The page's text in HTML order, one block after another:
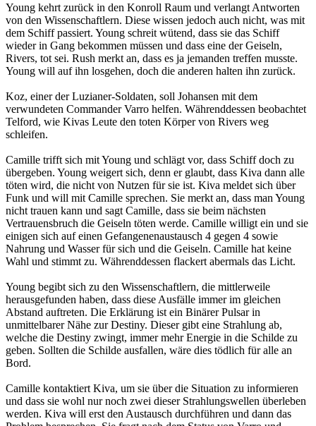
Young kehrt zurück in den Konroll Raum und verlangt Antworten
von den Wissenschaftlern. Diese wissen jedoch auch nicht, was mit
dem Schiff passiert. Young schreit wütend, dass sie das Schiff
wieder in Gang bekommen müssen und dass eine der Geiseln,
Rivers, tot sei. Rush merkt an, dass es ja jemanden treffen musste.
Young will auf ihn losgehen, doch die anderen halten ihn zurück.
Koz, einer der Luzianer-Soldaten, soll Johansen mit dem
verwundeten Commander Varro helfen. Währenddessen beobachtet
Telford, wie Kivas Leute den toten Körper von Rivers weg
schleifen.
Camille trifft sich mit Young und schlägt vor, dass Schiff doch zu
übergeben. Young weigert sich, denn er glaubt, dass Kiva dann alle
töten wird, die nicht von Nutzen für sie ist. Kiva meldet sich über
Funk und will mit Camille sprechen. Sie merkt an, dass man Young
nicht trauen kann und sagt Camille, dass sie beim nächsten
Vertrauensbruch die Geiseln töten werde. Camille willigt ein und sie
einigen sich auf einen Gefangenenaustausch 4 gegen 4 sowie
Nahrung und Wasser für sich und die Geiseln. Camille hat keine
Wahl und stimmt zu. Währenddessen flackert abermals das Licht.
Young begibt sich zu den Wissenschaftlern, die mittlerweile
herausgefunden haben, dass diese Ausfälle immer im gleichen
Abstand auftreten. Die Erklärung ist ein Binärer Pulsar in
unmittelbarer Nähe zur Destiny. Dieser gibt eine Strahlung ab,
welche die Destiny zwingt, immer mehr Energie in die Schilde zu
geben. Sollten die Schilde ausfallen, wäre dies tödlich für alle an
Bord.
Camille kontaktiert Kiva, um sie über die Situation zu informieren
und dass sie wohl nur noch zwei dieser Strahlungswellen überleben
werden. Kiva will erst den Austausch durchführen und dann das